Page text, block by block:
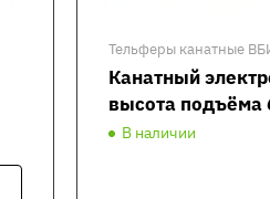
Тельферы канатные
Канатный
высота подъёма
В наличии